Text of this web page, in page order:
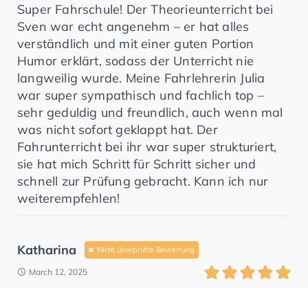
Super Fahrschule! Der Theorieunterricht bei
Sven war echt angenehm – er hat alles
verständlich und mit einer guten Portion
Humor erklärt, sodass der Unterricht nie
langweilig wurde. Meine Fahrlehrerin Julia
war super sympathisch und fachlich top –
sehr geduldig und freundlich, auch wenn mal
was nicht sofort geklappt hat. Der
Fahrunterricht bei ihr war super strukturiert,
sie hat mich Schritt für Schritt sicher und
schnell zur Prüfung gebracht. Kann ich nur
weiterempfehlen!
Katharina Nicht überprüfte Bewertung
March 12, 2025